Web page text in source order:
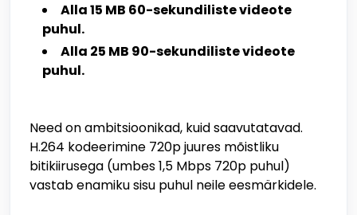
Alla 15 MB 60-sekundiliste videote
puhul.
Alla 25 MB 90-sekundiliste videote
puhul.
Need on ambitsioonikad, kuid saavutatavad.
H.264 kodeerimine 720p juures mõistliku
bitikiirusega (umbes 1,5 Mbps 720p puhul)
vastab enamiku sisu puhul neile eesmärkidele.